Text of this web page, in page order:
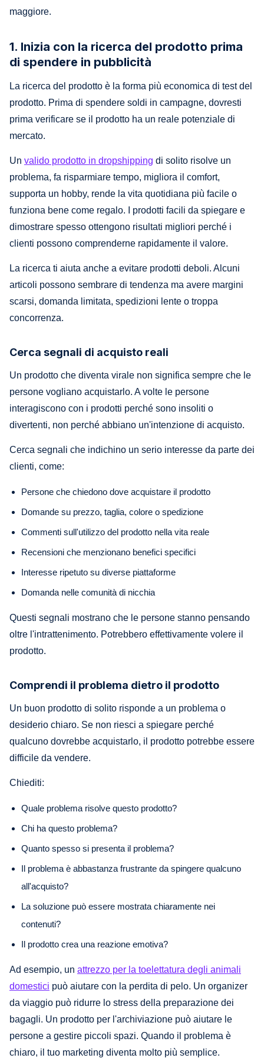
maggiore.
1. Inizia con la ricerca del prodotto prima
di spendere in pubblicità
La ricerca del prodotto è la forma più economica di test del
prodotto. Prima di spendere soldi in campagne, dovresti
prima verificare se il prodotto ha un reale potenziale di
mercato.
Un valido prodotto in dropshipping di solito risolve un
problema, fa risparmiare tempo, migliora il comfort,
supporta un hobby, rende la vita quotidiana più facile o
funziona bene come regalo. I prodotti facili da spiegare e
dimostrare spesso ottengono risultati migliori perché i
clienti possono comprenderne rapidamente il valore.
La ricerca ti aiuta anche a evitare prodotti deboli. Alcuni
articoli possono sembrare di tendenza ma avere margini
scarsi, domanda limitata, spedizioni lente o troppa
concorrenza.
Cerca segnali di acquisto reali
Un prodotto che diventa virale non significa sempre che le
persone vogliano acquistarlo. A volte le persone
interagiscono con i prodotti perché sono insoliti o
divertenti, non perché abbiano un'intenzione di acquisto.
Cerca segnali che indichino un serio interesse da parte dei
clienti, come:
Persone che chiedono dove acquistare il prodotto
Domande su prezzo, taglia, colore o spedizione
Commenti sull'utilizzo del prodotto nella vita reale
Recensioni che menzionano benefici specifici
Interesse ripetuto su diverse piattaforme
Domanda nelle comunità di nicchia
Questi segnali mostrano che le persone stanno pensando
oltre l'intrattenimento. Potrebbero effettivamente volere il
prodotto.
Comprendi il problema dietro il prodotto
Un buon prodotto di solito risponde a un problema o
desiderio chiaro. Se non riesci a spiegare perché
qualcuno dovrebbe acquistarlo, il prodotto potrebbe essere
difficile da vendere.
Chiediti:
Quale problema risolve questo prodotto?
Chi ha questo problema?
Quanto spesso si presenta il problema?
Il problema è abbastanza frustrante da spingere qualcuno
all'acquisto?
La soluzione può essere mostrata chiaramente nei
contenuti?
Il prodotto crea una reazione emotiva?
Ad esempio, un attrezzo per la toelettatura degli animali
domestici può aiutare con la perdita di pelo. Un organizer
da viaggio può ridurre lo stress della preparazione dei
bagagli. Un prodotto per l'archiviazione può aiutare le
persone a gestire piccoli spazi. Quando il problema è
chiaro, il tuo marketing diventa molto più semplice.